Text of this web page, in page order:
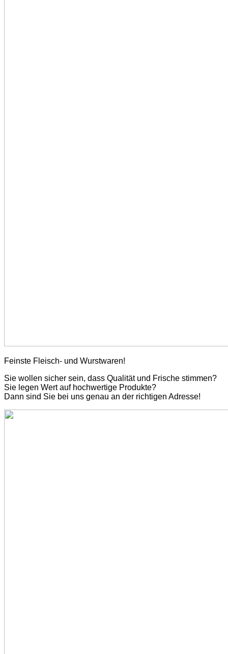
Feinste Fleisch- und Wurstwaren!
Sie wollen sicher sein, dass Qualität und Frische stimmen?
Sie legen Wert auf hochwertige Produkte?
Dann sind Sie bei uns genau an der richtigen Adresse!